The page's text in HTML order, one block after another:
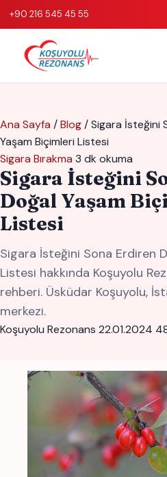
+90 216 545 45 55
Ana Sayfa /Blog/Sigara İsteğini
Yaşam Biçimleri Listesi
Sigara Bırakma 3 dk okuma
Sigara İsteğini
Doğal Yaşam
Listesi
Sigara İsteğini Sona Erdiren
Listesi hakkında Koşuyolu
rehberi. Üsküdar Koşuyolu,
merkezi.
Koşuyolu Rezonans 22.01.2024